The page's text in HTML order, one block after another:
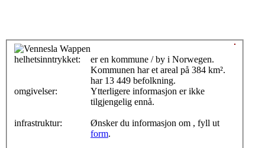
helhetsinntrykket:
omgivelser:
infrastruktur:
er en kommune / by i Norwegen.
Kommunen har et areal på 384 km².
har 13 449 befolkning.
Ytterligere informasjon er ikke
tilgjengelig ennå.
Ønsker du informasjon om , fyll ut
form.